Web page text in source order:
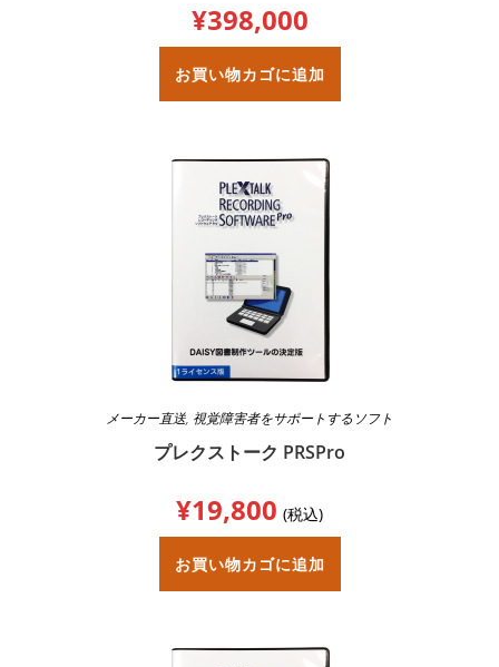
¥398,000
お買い物カゴに追加
メーカー直送, 視覚障害者をサポートするソフト
プレクストーク PRSPro
¥19,800 (税込)
お買い物カゴに追加